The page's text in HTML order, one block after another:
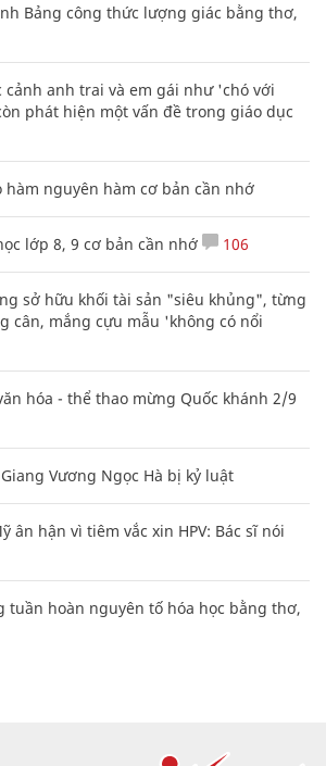
Bảng công thức lượng giác bằng thơ,
cảnh anh trai và em gái như 'chó với
phát hiện một vấn đề trong giáo dục
hàm nguyên hàm cơ bản cần nhớ
lớp 8, 9 cơ bản cần nhớ 106
sở hữu khối tài sản "siêu khủng", từng
cân, mắng cựu mẫu 'không có nổi
hóa - thể thao mừng Quốc khánh 2/9
Vương Ngọc Hà bị kỷ luật
ân hận vì tiêm vắc xin HPV: Bác sĩ nói
tuần hoàn nguyên tố hóa học bằng thơ,